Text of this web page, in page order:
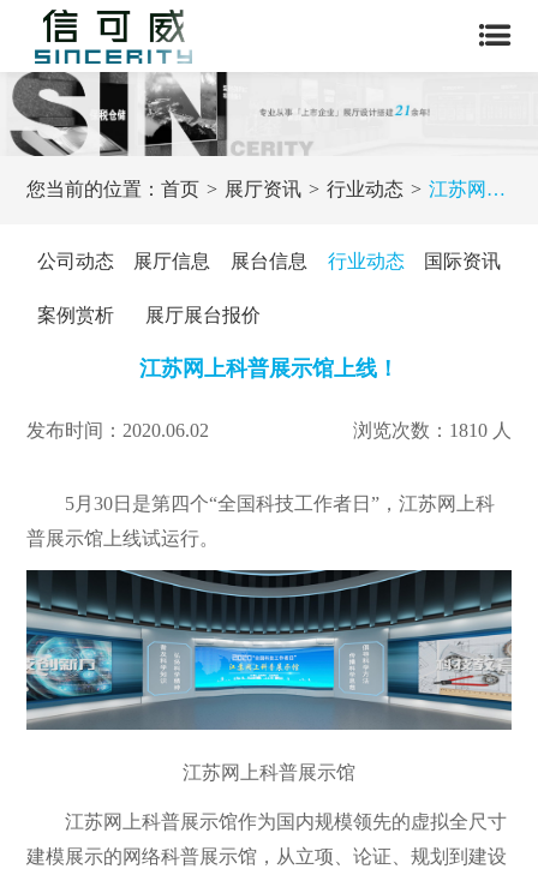
您当前的位置：首页 展厅资讯 行业动态 江苏网上科普展示馆上线！
公司动态 展厅信息 展台信息 行业动态 国际资讯
案例赏析 展厅展台报价
江苏网上科普展示馆上线！
发布时间：2020.06.02 浏览次数：1810 人
5月30日是第四个“全国科技工作者日”，江苏网上科
普展示馆上线试运行。
江苏网上科普展示馆
江苏网上科普展示馆作为国内规模领先的虚拟全尺寸
建模展示的网络科普展示馆，从立项、论证、规划到建设